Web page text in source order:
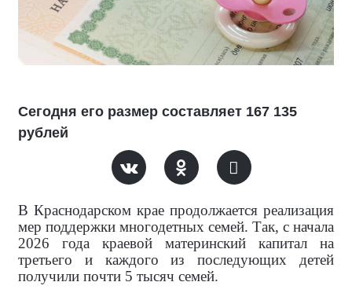
Сегодня его размер составляет 167 135
рублей
В Краснодарском крае продолжается реализация
мер поддержки многодетных семей. Так, с начала
2026 года краевой материнский капитал на
третьего и каждого из последующих детей
получили почти 5 тысяч семей.